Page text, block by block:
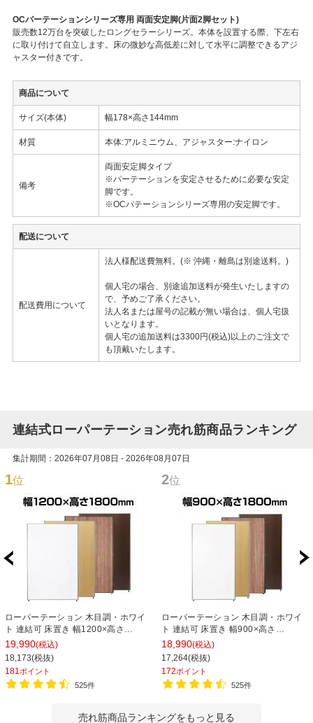
OCパーテーションシリーズ専用 両面安定脚(片面2脚セット)
販売数12万台を突破したロングセラーシリーズ。本体を設置する際、下左右
に取り付けて自立します。床の微妙な高低差に対して水平に調整できるアジ
ャスター付きです。
商品について
サイズ(本体) 幅178×高さ144mm
材質 本体:アルミニウム、アジャスター:ナイロン
備考
両面安定脚タイプ
※パーテーションを安定させるために必要な安定
脚です。
※OCパテーションシリーズ専用の安定脚です。
配送について
配送費用について
法人様配送費無料。(※ 沖縄・離島は別途送料。)
個人宅の場合、別途追加送料が発生いたしますの
で、予めご了承ください。
法人名または屋号の記載が無い場合は、個人宅扱
いとなります。
個人宅の追加送料は3300円(税込)以上のご注文で
も頂戴いたします。
連結式ローパーテーション売れ筋商品ランキング
集計期間：2026年07月08日 - 2026年08月07日
1位
ローパーテーション 木目調・ホワイ
ト 連結可 床置き 幅1200×高さ
1800mm パーティション 衝立 間仕切
り オフィス 目隠し
19,990(税込)
18,173(税抜)
181ポイント
525件
2位
ローパーテーション 木目調・ホワイ
ト 連結可 床置き 幅900×高さ
1800mm パーティション 衝立 間仕切
り オフィス 目隠し
18,990(税込)
17,264(税抜)
172ポイント
525件
売れ筋商品ランキングをもっと見る